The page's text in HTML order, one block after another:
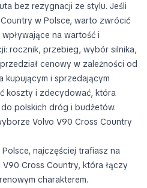
bez rezygnacji ze stylu. Jeśli
w Polsce, warto zwrócić
na wartość i
rocznik, przebieg, wybór silnika,
cenowy w zależności od
kupującym i sprzedającym
koszty i zdecydować, która
polskich dróg i budżetów.
Volvo V90 Cross Country
najczęściej trafiasz na
Cross Country, która łączy
charakterem.